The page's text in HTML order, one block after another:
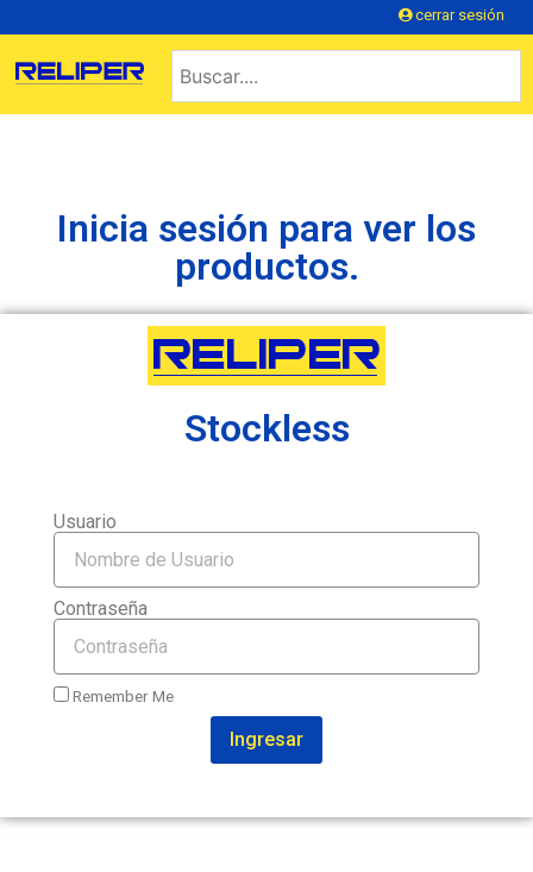
cerrar sesión
Inicia sesión para ver los
productos.
Stockless
Usuario
Contraseña
Remember Me
Ingresar